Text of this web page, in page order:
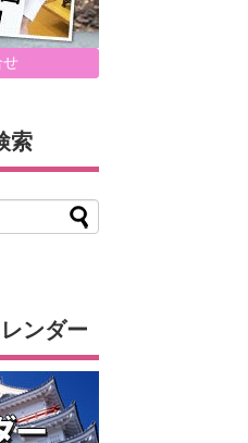
せ
索
ンダー